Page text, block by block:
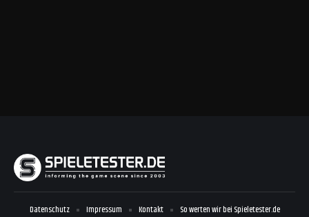
Datenschutz Impressum Kontakt
So werten wir bei Spieletester.de